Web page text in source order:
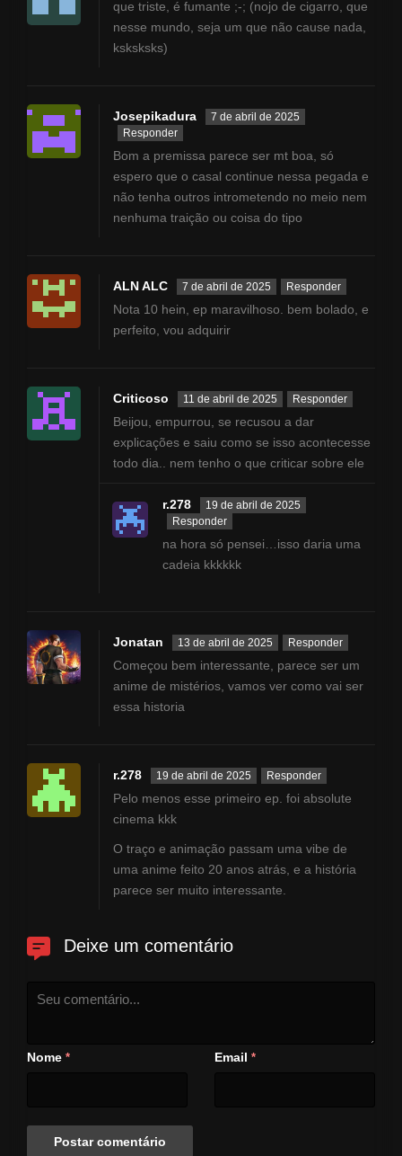
que triste, é fumante ;-; (nojo de cigarro, que
nesse mundo, seja um que não cause nada,
ksksksks)
Josepikadura
7 de abril de 2025
Responder
Bom a premissa parece ser mt boa, só
espero que o casal continue nessa pegada e
não tenha outros intrometendo no meio nem
nenhuma traição ou coisa do tipo
ALN ALC 7 de abril de 2025 Responder
Nota 10 hein, ep maravilhoso. bem bolado, e
perfeito, vou adquirir
Criticoso 11 de abril de 2025 Responder
Beijou, empurrou, se recusou a dar
explicações e saiu como se isso acontecesse
todo dia.. nem tenho o que criticar sobre ele
r.278
19 de abril de 2025
Responder
na hora só pensei…isso daria uma
cadeia kkkkkk
Jonatan 13 de abril de 2025 Responder
Começou bem interessante, parece ser um
anime de mistérios, vamos ver como vai ser
essa historia
r.278 19 de abril de 2025 Responder
Pelo menos esse primeiro ep. foi absolute
cinema kkk
O traço e animação passam uma vibe de
uma anime feito 20 anos atrás, e a história
parece ser muito interessante.
Deixe um comentário
Nome * Email *